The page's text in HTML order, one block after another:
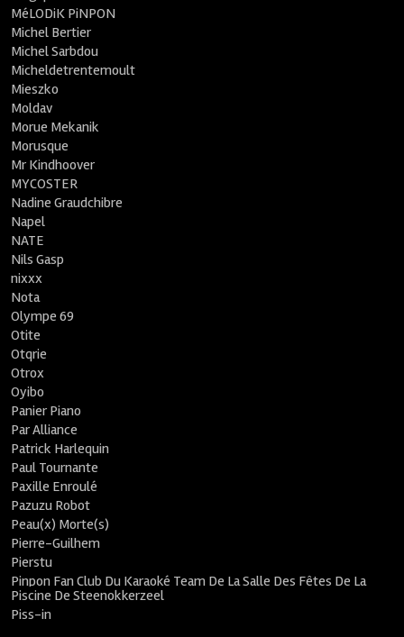
MéLODiK PiNPON
Michel Bertier
Michel Sarbdou
Micheldetrentemoult
Mieszko
Moldav
Morue Mekanik
Morusque
Mr Kindhoover
MYCOSTER
Nadine Graudchibre
Napel
NATE
Nils Gasp
nixxx
Nota
Olympe 69
Otite
Otqrie
Otrox
Oyibo
Panier Piano
Par Alliance
Patrick Harlequin
Paul Tournante
Paxille Enroulé
Pazuzu Robot
Peau(x) Morte(s)
Pierre-Guilhem
Pierstu
Pinpon Fan Club Du Karaoké Team De La Salle Des Fêtes De La
Piscine De Steenokkerzeel
Piss-in